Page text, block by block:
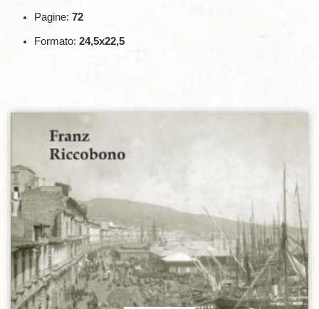
Pagine: 72
Formato: 24,5x22,5